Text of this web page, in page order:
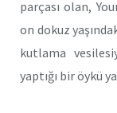
parçası olan,
on dokuz
kutlama
yaptığı bir öykü